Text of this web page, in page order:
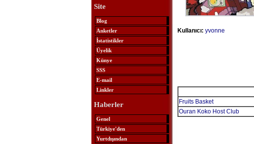
Site
Blog
Anketler
İstatistikler
Üyelik
Künye
SSS
E-mail
Linkler
Haberler
Genel
Türkiye'den
Yurtdışından
Kullanıcı: yvonne
Fruits Basket
Ouran Koko Host Club